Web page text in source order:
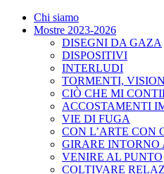
Chi siamo
Mostre 2023-2026
DISEGNI DA GAZA
DISPOSITIVI
INTERLUDI
TORMENTI,
CIÒ CHE MI
ACCOSTAMENTI
VIE DI FUGA
CON L’ARTE CON
GIRARE INTORNO
VENIRE AL PUNTO
COLTIVARE